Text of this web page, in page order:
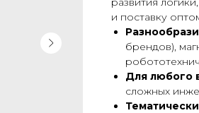
и поставку
брендов),
Для любого
сложных